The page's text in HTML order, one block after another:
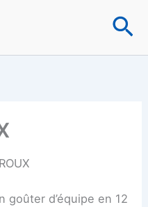
goûter d’équipe en 12